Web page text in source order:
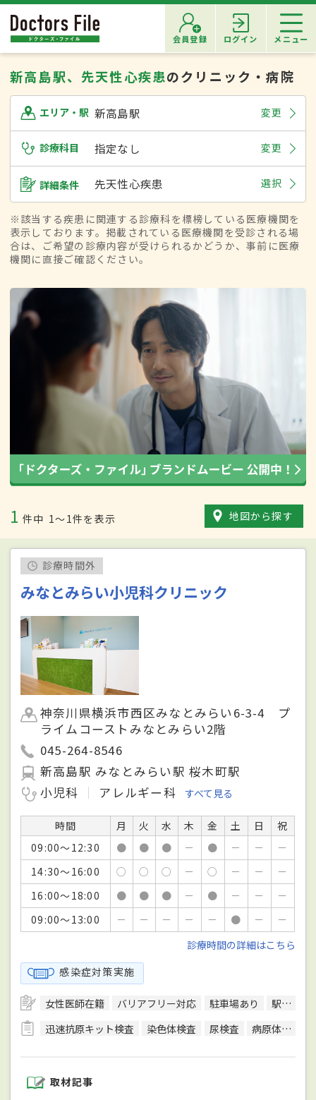
会員登録 ログイン メニュー
新高島駅、先天性心疾患のクリニック・病院
エリア・駅 新高島駅 変更
診療科目 指定なし 変更
詳細条件 先天性心疾患 選択
※該当する疾患に関連する診療科を標榜している医療機関を
表示しております。掲載されている医療機関を受診される場
合は、ご希望の診療内容が受けられるかどうか、事前に医療
機関に直接ご確認ください。
1 件中 1〜1件を表示 地図から探す
診療時間外
みなとみらい小児科クリニック
神奈川県横浜市西区みなとみらい6-3-4 プ
ライムコーストみなとみらい2階
045-264-8546
新高島駅 みなとみらい駅 桜木町駅
小児科
アレルギー科 すべて見る
時間 月 火 水 木 金 土 日
祝
09:00～12:30
● ● ● － ● － －
－
14:30～16:00
○ ○ ○ － ○ － －
－
16:00～18:00
● ● ● － ● － －
－
09:00～13:00
－ － － － － ● －
－
診療時間の詳細はこちら
感染症対策実施
女性医師在籍 バリアフリー対応 駐車場あり
駅徒歩5分圏内
迅速抗原キット検査
染色体検査 尿検査 病原体検査（感染症検査）
取材記事